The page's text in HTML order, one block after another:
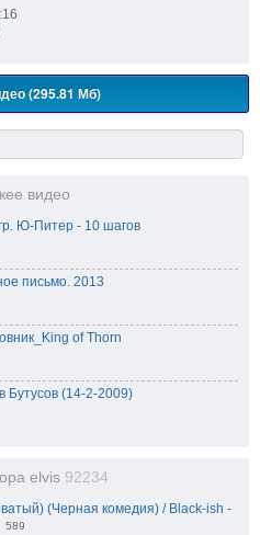
(295.81 Мб)
видео
Ю-Питер - 10 шагов
письмо. 2013
of Thorn
Бутусов (14-2-2009)
elvis 92234
(Черная комедия) / Black-ish -
589